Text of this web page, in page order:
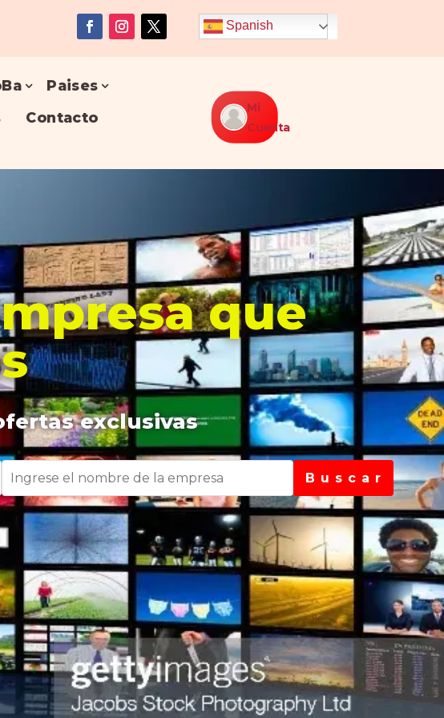
Spanish
Paises
Contacto
Mi
Cuenta
que
exclusivas
B u s c a r